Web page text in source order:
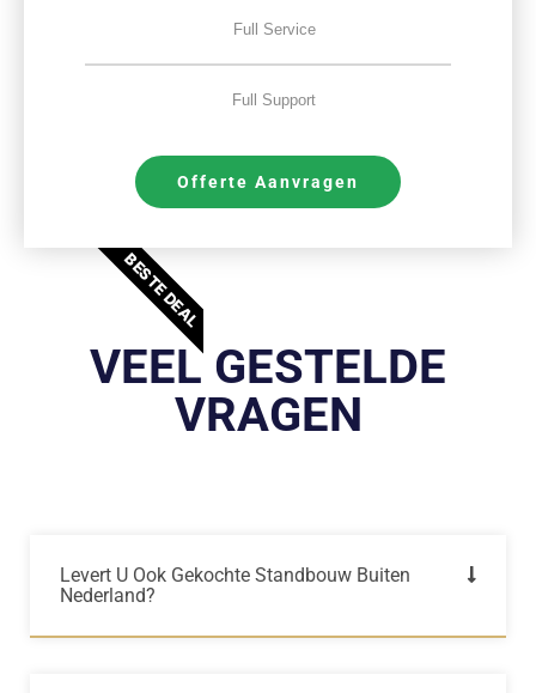
Full Service
Full Support
Offerte Aanvragen
BESTE DEAL
VEEL GESTELDE
VRAGEN
Levert U Ook Gekochte Standbouw Buiten
Nederland?